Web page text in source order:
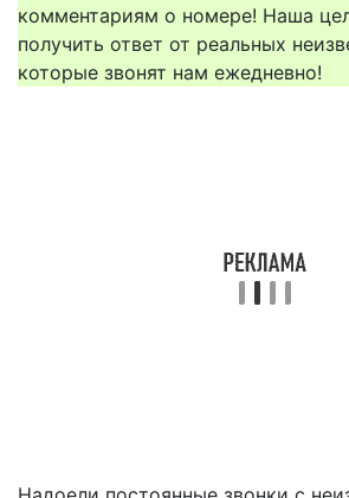
комментариям о номере! Наша
получить ответ от реальных
которые звонят нам ежедневно!